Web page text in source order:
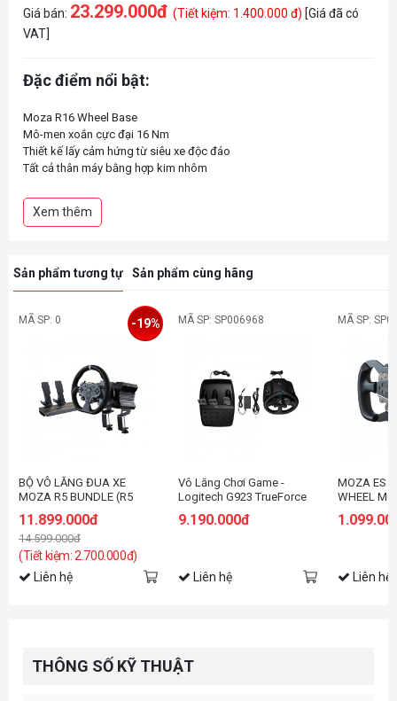
Giá bán: 23.299.000đ (Tiết kiệm: 1.400.000 đ) [Giá đã có
VAT]
Đặc điểm nổi bật:
Moza R16 Wheel Base
Mô-men xoắn cực đại 16 Nm
Thiết kế lấy cảm hứng từ siêu xe độc ​​đáo
Tất cả thân máy bằng hợp kim nhôm
Bộ vi xử lý cực mạnh
Mô-men xoắn tĩnh cực thấp
Xem thêm
Sản phẩm tương tự Sản phẩm cùng hãng
MÃ SP: 0
BỘ VÔ LĂNG ĐUA XE
MOZA R5 BUNDLE (R5
PEDAL, NGÀM KẸP BÀN)
11.899.000đ
14.599.000đ
(Tiết kiệm: 2.700.000đ)
-19%
Liên hệ
MÃ SP: SP006968
Vô Lăng Chơi Game -
Logitech G923 TrueForce
Pedal)
9.190.000đ
Liên hệ
MÃ SP:
MOZA ES
WHEEL
Liên hệ
THÔNG SỐ KỸ THUẬT